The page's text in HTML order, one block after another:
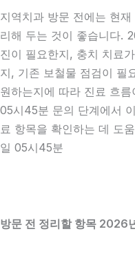
지역치과 방문 전에는 현
리해 두는 것이 좋습니다.
진이 필요한지, 충치 치료
지, 기존 보철물 점검이 필
원하는지에 따라 진료 흐
05시45분 문의 단계에서
료 항목을 확인하는 데 도
일 05시45분
방문 전 정리할 항목